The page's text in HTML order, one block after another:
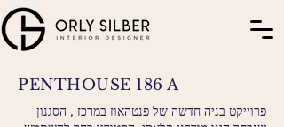
PENTHOUSE 186 A
פרוייקט בניה חדשה של פנטהאוז במרכז , הסגנון